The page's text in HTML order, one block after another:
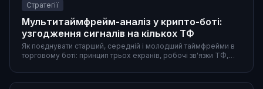
Стратегії
Мультитаймфрейм-аналіз у крипто-боті:
узгодження сигналів на кількох ТФ
Як поєднувати старший, середній і молодший таймфрейми в
торговому боті: принцип трьох екранів, робочі зв'язки ТФ,